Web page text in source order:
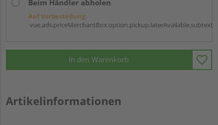
Beim Händler abholen
Auf Vorbestellung:
vue.ads.priceMerchantBox.option.pickup.laterAvailable.subtext
In den Warenkorb
Artikelinformationen